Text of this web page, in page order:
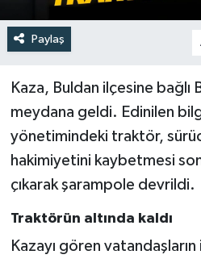
Paylaş
Kaza, Buldan ilçesine bağlı
meydana geldi. Edinilen
yönetimindeki traktör,
hakimiyetini kaybetmesi
çıkarak şarampole devrildi.
Traktörün altında kaldı
Kazayı gören